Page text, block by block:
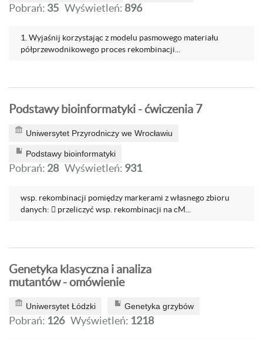
Pobrań: 35 Wyświetleń: 896
1. Wyjaśnij korzystając z modelu pasmowego materiału
półprzewodnikowego proces rekombinacji...
Podstawy bioinformatyki - ćwiczenia 7
Uniwersytet Przyrodniczy we Wrocławiu
Podstawy bioinformatyki
Pobrań: 28 Wyświetleń: 931
wsp. rekombinacji pomiędzy markerami z własnego zbioru
danych:  przeliczyć wsp. rekombinacji na cM...
Genetyka klasyczna i analiza
mutantów - omówienie
Uniwersytet Łódzki Genetyka grzybów
Pobrań: 126 Wyświetleń: 1218